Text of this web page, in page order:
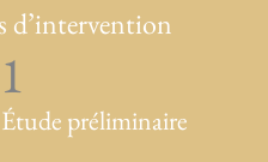
d’intervention
préliminaire